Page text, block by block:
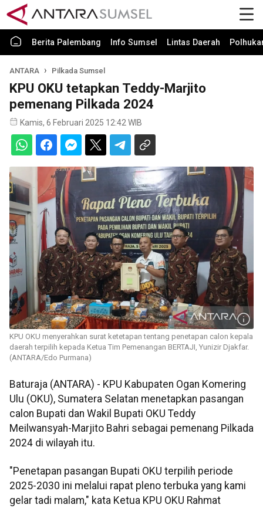
Berita Palembang Info Sumsel Lintas Daerah
ANTARA Pilkada Sumsel
KPU OKU tetapkan Teddy-Marjito
pemenang Pilkada 2024
Kamis, 6 Februari 2025 12:42 WIB
KPU OKU menyerahkan surat ketetapan tentang penetapan calon kepala
daerah terpilih kepada Ketua Tim Pemenangan BERTAJI, Yunizir Djakfar.
(ANTARA/Edo Purmana)
Baturaja (ANTARA) - KPU Kabupaten Ogan Komering
Ulu (OKU), Sumatera Selatan menetapkan pasangan
calon Bupati dan Wakil Bupati OKU Teddy
Meilwansyah-Marjito Bahri sebagai pemenang Pilkada
2024 di wilayah itu.
"Penetapan pasangan Bupati OKU terpilih periode
2025-2030 ini melalui rapat pleno terbuka yang kami
gelar tadi malam," kata Ketua KPU OKU Rahmat